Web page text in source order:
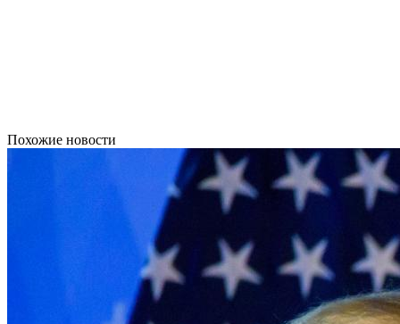
Похожие новости